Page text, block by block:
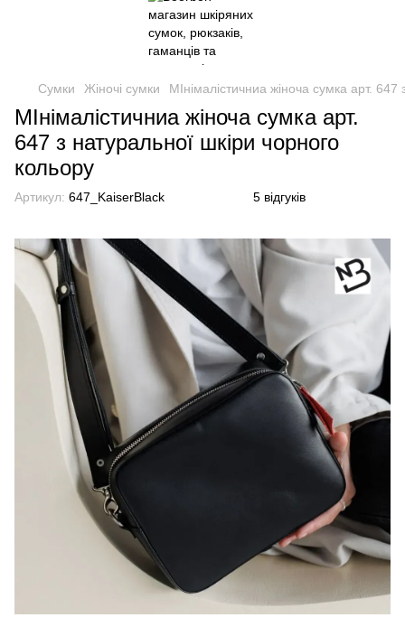
Сумки Жіночі сумки МІнімалістичниа жіноча сумка арт.
МІнімалістичниа жіноча сумка арт.
647 з натуральної шкіри чорного
кольору
Артикул: 647_KaiserBlack 5 відгуків